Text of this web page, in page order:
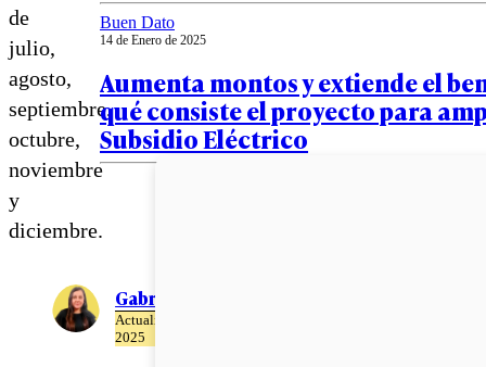
de
julio,
agosto,
septiembre,
octubre,
noviembre
y
diciembre.
Gabriela Romo
Actualizado el 22 de Abril del
2025
Buen Dato
14 de Enero de 2025
Aumenta montos y extiende el
qué consiste el proyecto para
Subsidio Eléctrico